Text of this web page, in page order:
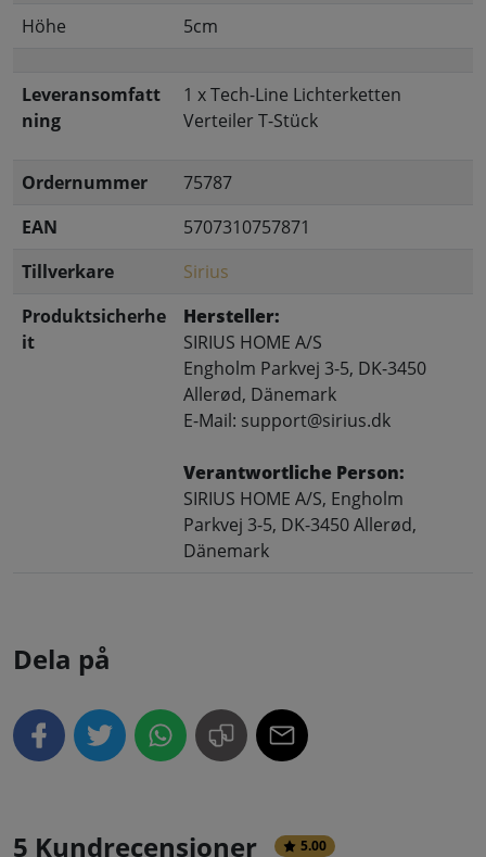
Höhe
5cm
Leveransomfatt
ning
1 x Tech-Line Lichterketten
Verteiler T-Stück
Ordernummer
75787
EAN
5707310757871
Tillverkare
Sirius
Produktsicherhe
it
Hersteller:
SIRIUS HOME A/S
Engholm Parkvej 3-5, DK-3450
Allerød, Dänemark
E-Mail: support@sirius.dk
Verantwortliche Person:
SIRIUS HOME A/S, Engholm
Parkvej 3-5, DK-3450 Allerød,
Dänemark
Dela på
5 Kundrecensioner 5.00